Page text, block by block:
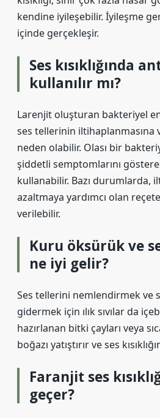
kendine iyileşebilir. İyileşme
içinde gerçekleşir.
Ses kısıklığında
kullanılır mı?
Larenjit oluşturan bakteriyel
ses tellerinin iltihaplanmasına
neden olabilir. Olası bir
şiddetli semptomlarını
kullanabilir. Bazı durumlarda,
azaltmaya yardımcı olan
verilebilir.
Kuru öksürük ve
ne iyi gelir?
Ses tellerini nemlendirmek ve
gidermek için ılık sıvılar da
hazırlanan bitki çayları veya
boğazı yatıştırır ve ses
Faranjit ses
geçer?